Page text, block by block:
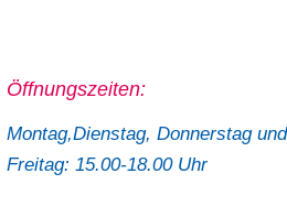
Öffnungszeiten:
Montag,Dienstag, Donnerstag
Freitag: 15.00-18.00 Uhr